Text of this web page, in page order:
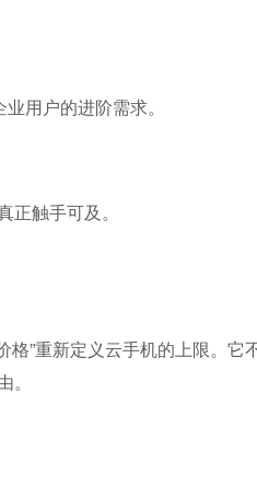
用户的进阶需求。
触手可及。
”重新定义云手机的上限。它